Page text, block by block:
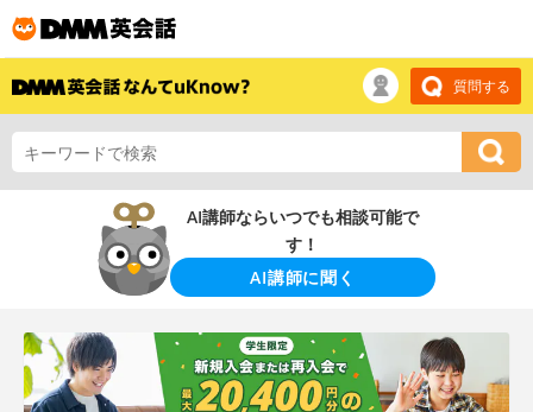
質問する
AI講師ならいつでも相談可能で
す！
AI講師に聞く